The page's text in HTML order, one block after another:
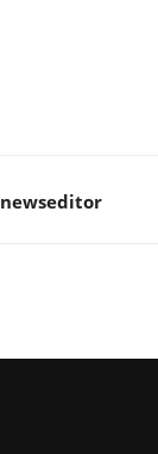
newseditor